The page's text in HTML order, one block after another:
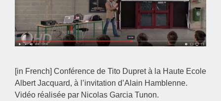
[in French] Conférence de Tito Dupret à la Haute Ecole
Albert Jacquard, à l’invitation d’Alain Hamblenne.
Vidéo réalisée par Nicolas Garcia Tunon.